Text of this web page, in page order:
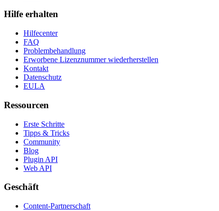
Hilfe erhalten
Hilfecenter
FAQ
Problembehandlung
Erworbene Lizenznummer wiederherstellen
Kontakt
Datenschutz
EULA
Ressourcen
Erste Schritte
Tipps & Tricks
Community
Blog
Plugin API
Web API
Geschäft
Content-Partnerschaft